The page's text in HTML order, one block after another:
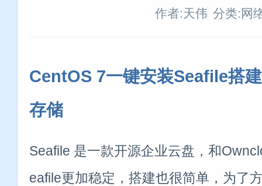
作者:天伟 分类:网
CentOS 7一键安装Seafile搭
存储
Seafile 是一款开源企业云盘，和
eafile更加稳定，搭建也很简单，为了